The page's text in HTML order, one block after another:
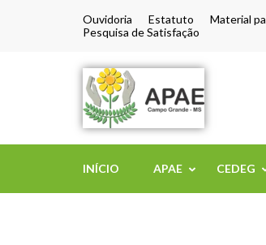
Ouvidoria Estatuto Material
Pesquisa de Satisfação
INÍCIO APAE CEDEG